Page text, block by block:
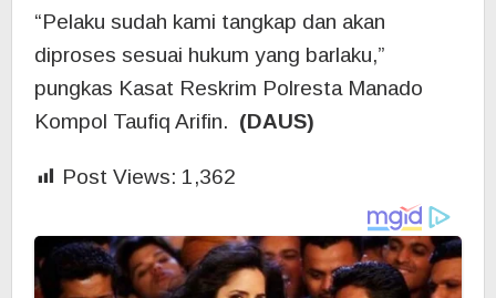
“Pelaku sudah kami tangkap dan akan
diproses sesuai hukum yang barlaku,”
pungkas Kasat Reskrim Polresta Manado
Kompol Taufiq Arifin. (DAUS)
Post Views: 1,362